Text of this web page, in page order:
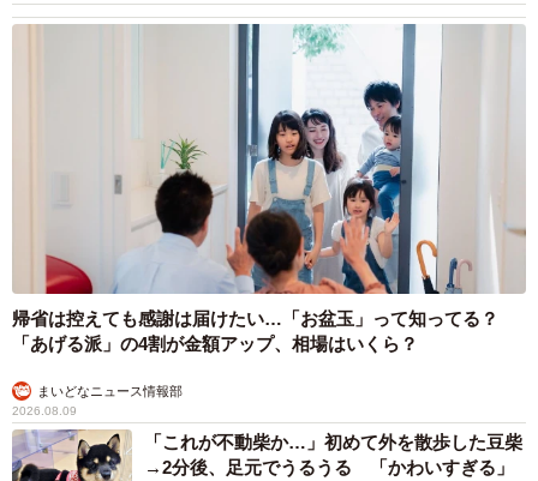
帰省は控えても感謝は届けたい…「お盆玉」って知ってる？
「あげる派」の4割が金額アップ、相場はいくら？
まいどなニュース情報部
2026.08.09
「これが不動柴か…」初めて外を散歩した豆柴
→2分後、足元でうるうる 「かわいすぎる」